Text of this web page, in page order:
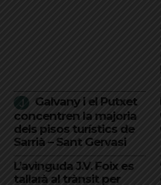
Galvany i el Putxet
concentren la majoria
dels pisos turístics de
Sarrià – Sant Gervasi
L’avinguda J.V. Foix es
tallarà al trànsit per